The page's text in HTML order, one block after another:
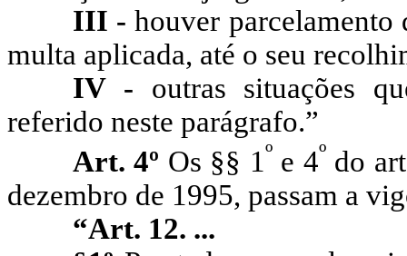
III - houver parcelamento
multa aplicada, até o seu
IV - outras situações
referido neste parágrafo.”
Art. 4º Os §§ 1ºe 4ºdo
dezembro de 1995, passam a
“Art. 12. ...